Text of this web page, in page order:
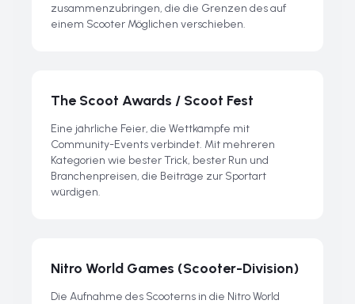
zusammenzubringen, die die Grenzen des auf
einem Scooter Möglichen verschieben.
The Scoot Awards / Scoot Fest
Eine jährliche Feier, die Wettkämpfe mit
Community-Events verbindet. Mit mehreren
Kategorien wie bester Trick, bester Run und
Branchenpreisen, die Beiträge zur Sportart
würdigen.
Nitro World Games (Scooter-Division)
Die Aufnahme des Scooterns in die Nitro World